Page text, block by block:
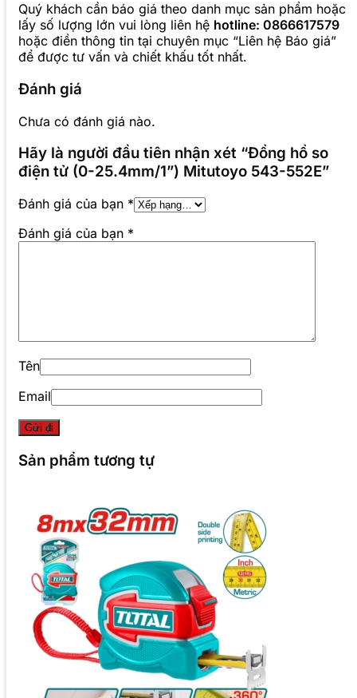
Quý khách cần báo giá theo danh mục sản phẩm hoặc
lấy số lượng lớn vui lòng liên hệ hotline: 0866617579
hoặc điền thông tin tại chuyên mục “Liên hệ Báo giá”
để được tư vấn và chiết khấu tốt nhất.
Đánh giá
Chưa có đánh giá nào.
Hãy là người đầu tiên nhận xét “Đồng hồ so
điện tử (0-25.4mm/1”) Mitutoyo 543-552E”
Đánh giá của bạn *
Đánh giá của bạn *
Tên
Email
Sản phẩm tương tự